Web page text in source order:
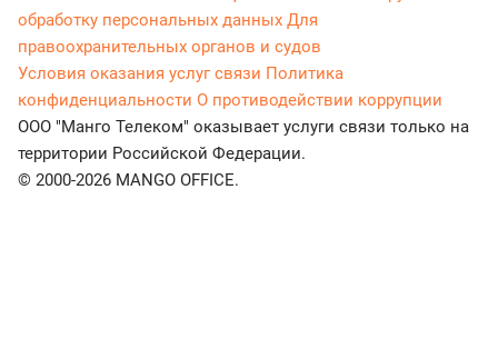
обработку персональных данных Для
правоохранительных органов и судов
Условия оказания услуг связи Политика
конфиденциальности О противодействии коррупции
ООО "Манго Телеком" оказывает услуги связи только на
территории Российской Федерации.
© 2000-2026 MANGO OFFICE.